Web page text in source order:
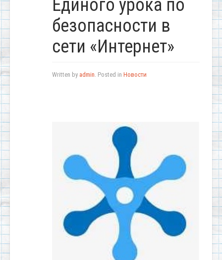
Единого урока по
безопасности в
сети «Интернет»
Written by admin. Posted in Новости